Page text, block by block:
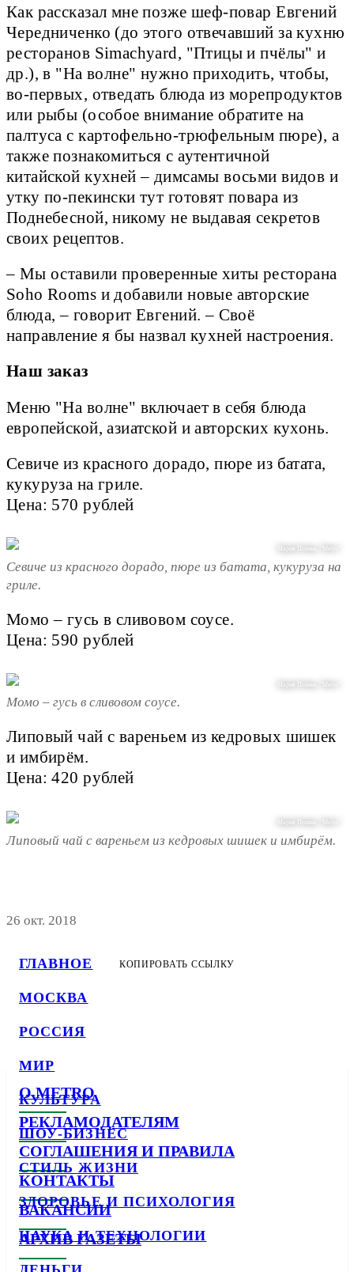
ГЛАВНОЕ
МОСКВА
РОССИЯ
МИР
КУЛЬТУРА
ШОУ-БИЗНЕС
СТИЛЬ ЖИЗНИ
ЗДОРОВЬЕ И ПСИХОЛОГИЯ
НАУКА И ТЕХНОЛОГИИ
Как рассказал мне позже шеф-повар Евгений
Чередниченко (до этого отвечавший за кухню
ресторанов Simachyard, "Птицы и пчёлы" и
др.), в "На волне" нужно приходить, чтобы,
во-первых, отведать блюда из морепродуктов
или рыбы (особое внимание обратите на
палтуса с картофельно-трюфельным пюре), а
также познакомиться с аутентичной
китайской кухней – димсамы восьми видов и
утку по-пекински тут готовят повара из
Поднебесной, никому не выдавая секретов
своих рецептов.
– Мы оставили проверенные хиты ресторана
Soho Rooms и добавили новые авторские
блюда, – говорит Евгений. – Своё
направление я бы назвал кухней настроения.
Наш заказ
Меню "На волне" включает в себя блюда
европейской, азиатской и авторских кухонь.
Севиче из красного дорадо, пюре из батата,
кукуруза на гриле.
Цена: 570 рублей
Мария Позина, "Metro"
Севиче из красного дорадо, пюре из батата, кукуруза на
гриле.
Момо – гусь в сливовом соусе.
Цена: 590 рублей
Мария Позина, "Metro"
Момо – гусь в сливовом соусе.
Липовый чай с вареньем из кедровых шишек
и имбирём.
Цена: 420 рублей
Мария Позина, "Metro"
Липовый чай с вареньем из кедровых шишек и имбирём.
26 окт. 2018
КОПИРОВАТЬ ССЫЛКУ
О METRO
РЕКЛАМОДАТЕЛЯМ
СОГЛАШЕНИЯ И ПРАВИЛА
КОНТАКТЫ
ВАКАНСИИ
АРХИВ ГАЗЕТЫ